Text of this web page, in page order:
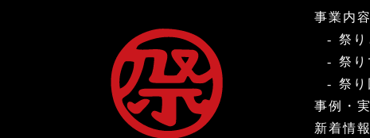
事業内容
祭り
祭り
祭り
事例・
新着情報